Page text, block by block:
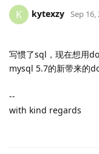
K kytexzy Sep 16,
写惯了sql，现在想用
mysql 5.7的新带来的
--
with kind regards